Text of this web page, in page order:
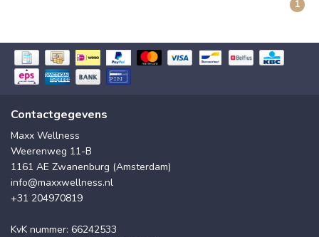
1
Contactgegevens
Maxx Wellness
Weerenweg 11-B
1161 AE Zwanenburg (Amsterdam)
info@maxxwellness.nl
+31 204970819
KvK nummer: 66242533